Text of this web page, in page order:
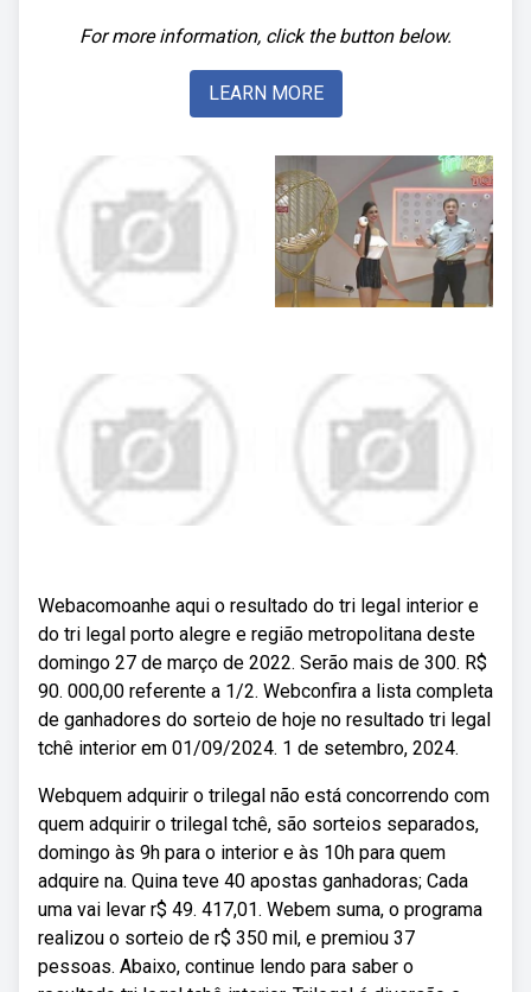
For more information, click the button below.
LEARN MORE
Webacomoanhe aqui o resultado do tri legal interior e
do tri legal porto alegre e região metropolitana deste
domingo 27 de março de 2022. Serão mais de 300. R$
90. 000,00 referente a 1/2. Webconfira a lista completa
de ganhadores do sorteio de hoje no resultado tri legal
tchê interior em 01/09/2024. 1 de setembro, 2024.
Webquem adquirir o trilegal não está concorrendo com
quem adquirir o trilegal tchê, são sorteios separados,
domingo às 9h para o interior e às 10h para quem
adquire na. Quina teve 40 apostas ganhadoras; Cada
uma vai levar r$ 49. 417,01. Webem suma, o programa
realizou o sorteio de r$ 350 mil, e premiou 37
pessoas. Abaixo, continue lendo para saber o